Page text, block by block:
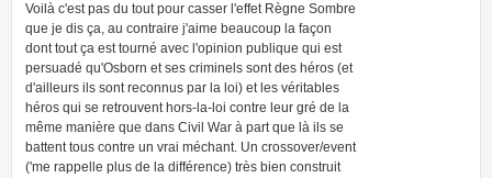
Voilà c'est pas du tout pour casser l'effet Règne Sombre
que je dis ça, au contraire j'aime beaucoup la façon
dont tout ça est tourné avec l'opinion publique qui est
persuadé qu'Osborn et ses criminels sont des héros (et
d'ailleurs ils sont reconnus par la loi) et les véritables
héros qui se retrouvent hors-la-loi contre leur gré de la
même manière que dans Civil War à part que là ils se
battent tous contre un vrai méchant. Un crossover/event
('me rappelle plus de la différence) très bien construit